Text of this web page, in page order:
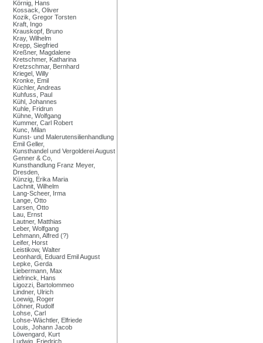
Körnig, Hans
Kossack, Oliver
Kozik, Gregor Torsten
Kraft, Ingo
Krauskopf, Bruno
Kray, Wilhelm
Krepp, Siegfried
Kreßner, Magdalene
Kretschmer, Katharina
Kretzschmar, Bernhard
Kriegel, Willy
Kronke, Emil
Küchler, Andreas
Kuhfuss, Paul
Kühl, Johannes
Kuhle, Fridrun
Kühne, Wolfgang
Kummer, Carl Robert
Kunc, Milan
Kunst- und Malerutensilienhandlung
Emil Geller,
Kunsthandel und Vergolderei August
Genner & Co,
Kunsthandlung Franz Meyer,
Dresden,
Künzig, Erika Maria
Lachnit, Wilhelm
Lang-Scheer, Irma
Lange, Otto
Larsen, Otto
Lau, Ernst
Lautner, Matthias
Leber, Wolfgang
Lehmann, Alfred (?)
Leifer, Horst
Leistikow, Walter
Leonhardi, Eduard Emil August
Lepke, Gerda
Liebermann, Max
Liefrinck, Hans
Ligozzi, Bartolommeo
Lindner, Ulrich
Loewig, Roger
Löhner, Rudolf
Lohse, Carl
Lohse-Wächtler, Elfriede
Louis, Johann Jacob
Löwengard, Kurt
Ludwig, Friedrich